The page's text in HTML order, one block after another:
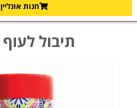
חנות אונליין
תיבול לעוף 100ג